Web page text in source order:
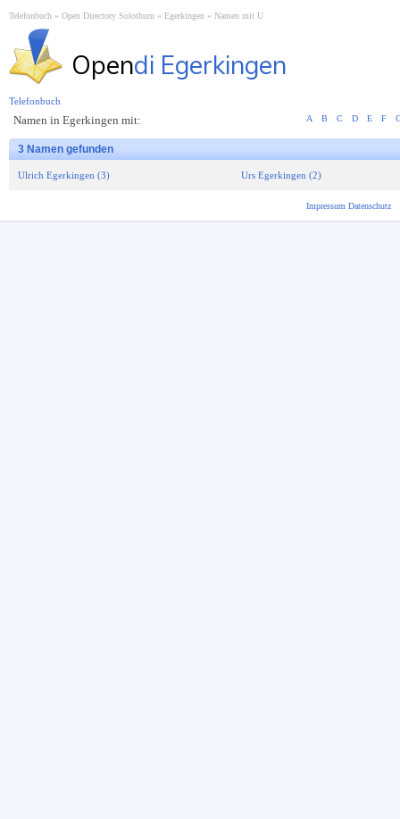
Telefonbuch Open Directory Solothurn Egerkingen Namen mit U
Opendi Egerkingen
Namen in Egerkingen mit: A B C D E F
3 Namen gefunden
Ulrich Egerkingen (3) Urs Egerkingen (2)
Telefonbuch
Impressum Datenschutz